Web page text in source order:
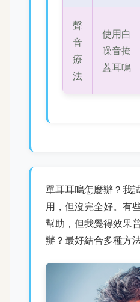
聲
音
療
法
使用白
噪音掩
蓋耳鳴
單耳耳鳴怎麼辦？我
用，但沒完全好。有
幫助，但我覺得效果
辦？最好結合多種方